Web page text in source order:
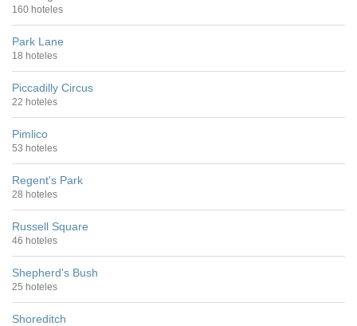
160 hoteles
Park Lane
18 hoteles
Piccadilly Circus
22 hoteles
Pimlico
53 hoteles
Regent's Park
28 hoteles
Russell Square
46 hoteles
Shepherd's Bush
25 hoteles
Shoreditch